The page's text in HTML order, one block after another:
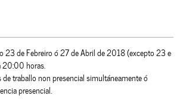
23 de Febreiro ó 27 de Abril de 2018 (excepto 23 e
20:00 horas.
traballo non presencial simultáneamente ó
presencial.